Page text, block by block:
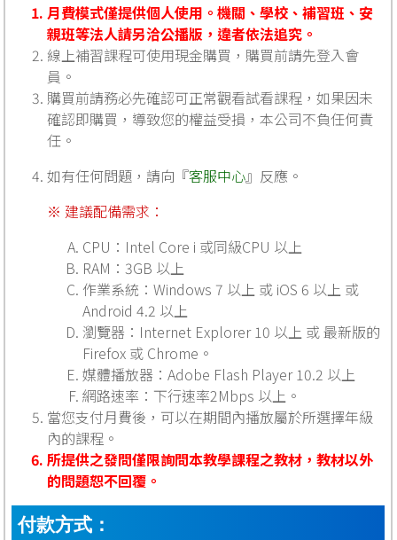
月費模式僅提供個人使用。機關、學校、補習班、安
親班等法人請另洽公播版，違者依法追究。
線上補習課程可使用現金購買，購買前請先登入會
員。
購買前請務必先確認可正常觀看試看課程，如果因未
確認即購買，導致您的權益受損，本公司不負任何責
任。
如有任何問題，請向『客服中心』反應。
※ 建議配備需求：
CPU：Intel Core i 或同級CPU 以上
RAM：3GB 以上
作業系統：Windows 7 以上 或 iOS 6 以上 或
Android 4.2 以上
瀏覽器：Internet Explorer 10 以上 或 最新版的
Firefox 或 Chrome。
媒體播放器：Adobe Flash Player 10.2 以上
網路速率：下行速率2Mbps 以上。
當您支付月費後，可以在期間內播放屬於所選擇年級
內的課程。
所提供之發問僅限詢問本教學課程之教材，教材以外
的問題恕不回覆。
付款方式：